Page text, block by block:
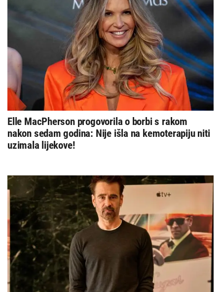
Elle MacPherson progovorila o borbi s rakom
nakon sedam godina: Nije išla na kemoterapiju niti
uzimala lijekove!